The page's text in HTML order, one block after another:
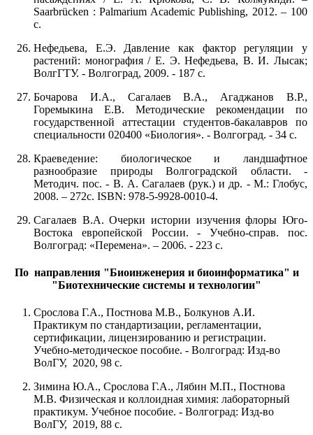
Saarbrücken : Palmarium Academic Publishing, 2012. – 100
с.
Нефедьева, Е.Э. Давление как фактор регуляции у
растений: монография / Е. Э. Нефедьева, В. И. Лысак;
ВолгГТУ. - Волгоград, 2009. - 187 с.
Бочарова И.А., Сагалаев В.А., Агаджанов В.Р.,
Горемыкина Е.В. Методические рекомендации по
государственной аттестации студентов-бакалавров по
специальности 020400 «Биология». - Волгоград. - 34 с.
Краеведение: биологическое и ландшафтное
разнообразие природы Волгоградской области. -
Методич. пос. - В. А. Сагалаев (рук.) и др. - М.: Глобус,
2008. – 272с. ISBN: 978-5-9928-0010-4.
Сагалаев В.А. Очерки истории изучения флоры Юго-
Востока европейской России. - Учебно-справ. пос.
Волгоград: «Перемена». – 2006. - 223 с.
По направления "Биоинженерия и биоинформатика" и
"Биотехнические системы и технологии"
Срослова Г.А., Постнова М.В., Болкунов А.И.
Практикум по стандартизации, регламентации,
сертификации, лицензированию и регистрации.
Учебно-методическое пособие. - Волгоград: Изд-во
ВолГУ, 2020, 98 с.
Зимина Ю.А., Срослова Г.А., Лябин М.П., Постнова
М.В. Физическая и коллоидная химия: лабораторный
практикум. Учебное пособие. - Волгоград: Изд-во
ВолГУ, 2019, 88 с.